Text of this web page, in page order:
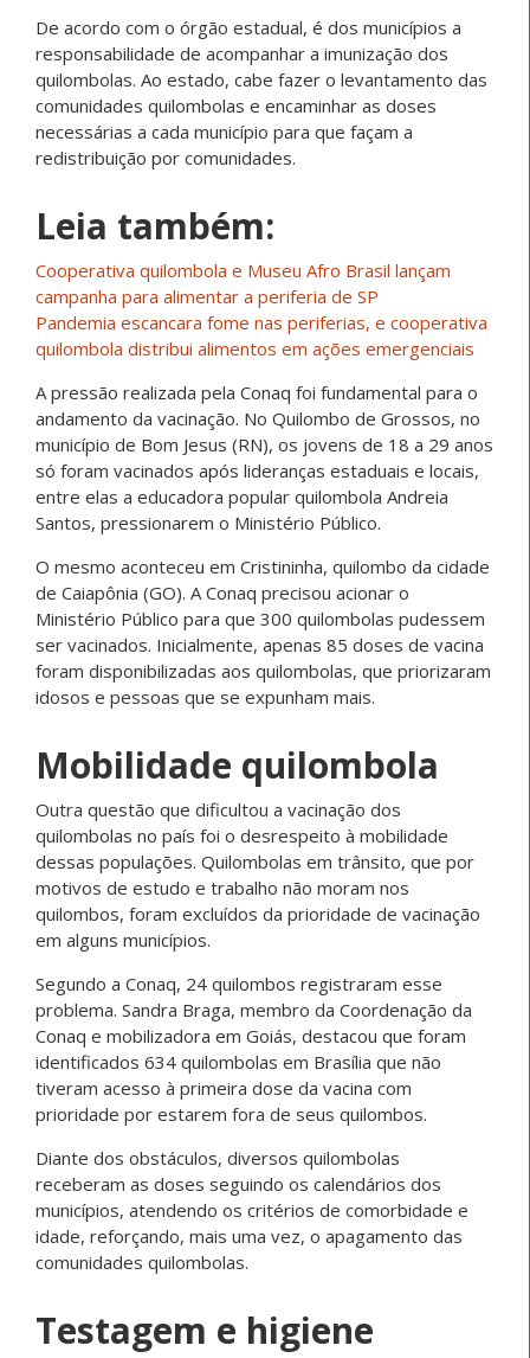
De acordo com o órgão estadual, é dos municípios a
responsabilidade de acompanhar a imunização dos
quilombolas. Ao estado, cabe fazer o levantamento das
comunidades quilombolas e encaminhar as doses
necessárias a cada município para que façam a
redistribuição por comunidades.
Leia também:
Cooperativa quilombola e Museu Afro Brasil lançam
campanha para alimentar a periferia de SP
Pandemia escancara fome nas periferias, e cooperativa
quilombola distribui alimentos em ações emergenciais
A pressão realizada pela Conaq foi fundamental para o
andamento da vacinação. No Quilombo de Grossos, no
município de Bom Jesus (RN), os jovens de 18 a 29 anos
só foram vacinados após lideranças estaduais e locais,
entre elas a educadora popular quilombola Andreia
Santos, pressionarem o Ministério Público.
O mesmo aconteceu em Cristininha, quilombo da cidade
de Caiapônia (GO). A Conaq precisou acionar o
Ministério Público para que 300 quilombolas pudessem
ser vacinados. Inicialmente, apenas 85 doses de vacina
foram disponibilizadas aos quilombolas, que priorizaram
idosos e pessoas que se expunham mais.
Mobilidade quilombola
Outra questão que dificultou a vacinação dos
quilombolas no país foi o desrespeito à mobilidade
dessas populações. Quilombolas em trânsito, que por
motivos de estudo e trabalho não moram nos
quilombos, foram excluídos da prioridade de vacinação
em alguns municípios.
Segundo a Conaq, 24 quilombos registraram esse
problema. Sandra Braga, membro da Coordenação da
Conaq e mobilizadora em Goiás, destacou que foram
identificados 634 quilombolas em Brasília que não
tiveram acesso à primeira dose da vacina com
prioridade por estarem fora de seus quilombos.
Diante dos obstáculos, diversos quilombolas
receberam as doses seguindo os calendários dos
municípios, atendendo os critérios de comorbidade e
idade, reforçando, mais uma vez, o apagamento das
comunidades quilombolas.
Testagem e higiene